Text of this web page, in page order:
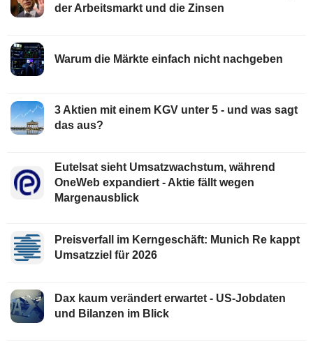
der Arbeitsmarkt und die Zinsen
Warum die Märkte einfach nicht nachgeben
3 Aktien mit einem KGV unter 5 - und was sagt
das aus?
Eutelsat sieht Umsatzwachstum, während
OneWeb expandiert - Aktie fällt wegen
Margenausblick
Preisverfall im Kerngeschäft: Munich Re kappt
Umsatzziel für 2026
Dax kaum verändert erwartet - US-Jobdaten
und Bilanzen im Blick